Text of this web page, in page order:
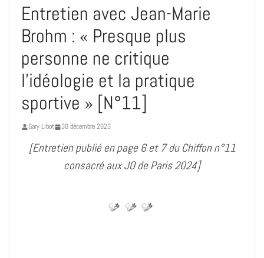
Entretien avec Jean-Marie
Brohm : « Presque plus
personne ne critique
l’idéologie et la pratique
sportive » [N°11]
Gary Libot 30 décembre 2023
[Entretien publié en page 6 et 7 du Chiffon n°11
consacré aux JO de Paris 2024]